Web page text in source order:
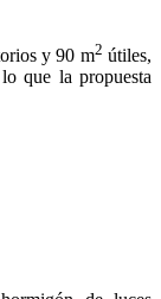
y 90 m2 útiles,
que la propuesta